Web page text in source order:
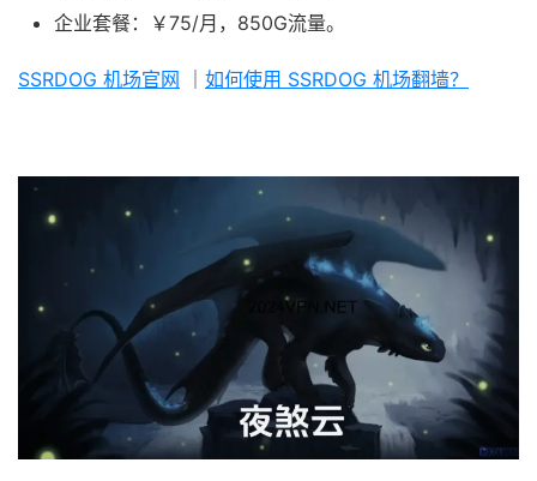
企业套餐：￥75/月，850G流量。
SSRDOG 机场官网 如何使用 SSRDOG 机场翻墙？